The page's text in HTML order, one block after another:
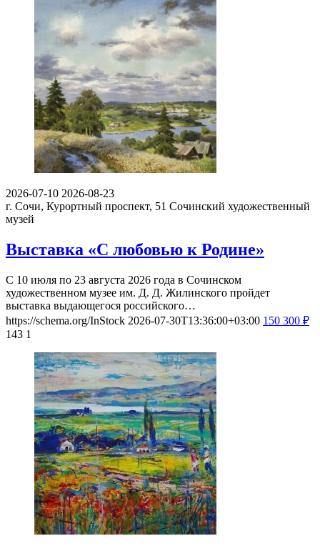
2026-07-10 2026-08-23
г. Сочи, Курортный проспект, 51 Сочинский художественный
музей
Выставка «С любовью к Родине»
С 10 июля по 23 августа 2026 года в Сочинском
художественном музее им. Д. Д. Жилинского пройдет
выставка выдающегося российского…
https://schema.org/InStock 2026-07-30T13:36:00+03:00 150 300 ₽
143 1